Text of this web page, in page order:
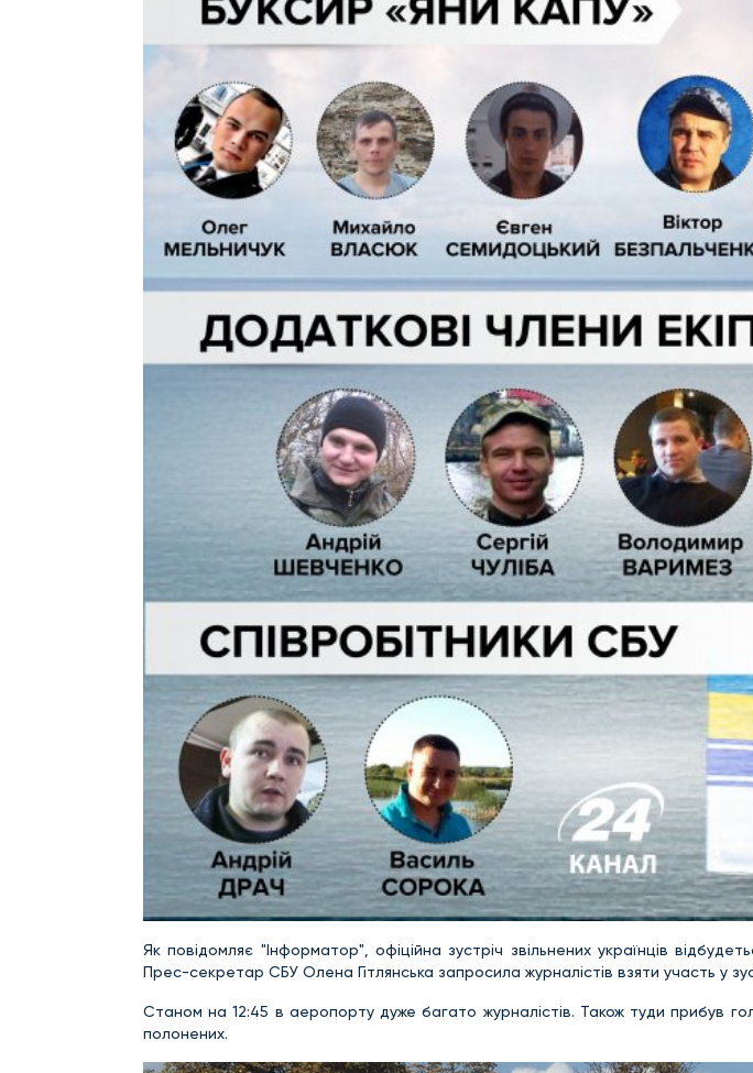
Як повідомляє "Інформатор", офіційна зустріч звільнених українців
Прес-секретар СБУ Олена Гітлянська запросила журналістів взяти участь у
Станом на 12:45 в аеропорту дуже багато журналістів. Також туди прибув
полонених.